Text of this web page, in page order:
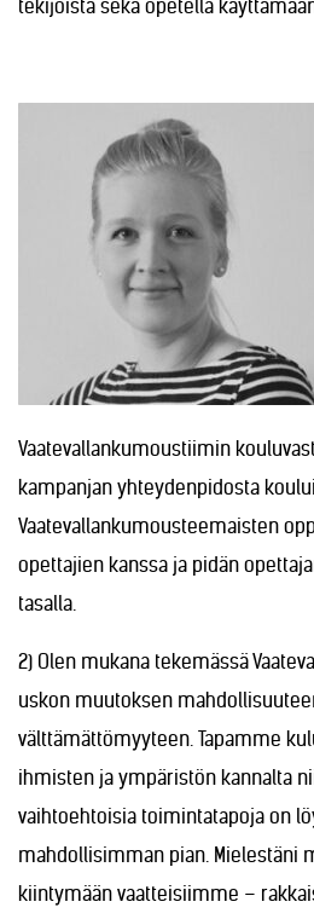
tekijöistä sekä opetella
Vaatevallankumoustiimin
kampanjan yhteydenpidosta
Vaatevallankumousteemaisten
opettajien kanssa ja pidän
tasalla.
2) Olen mukana tekemässä
uskon muutoksen
välttämättömyyteen. Tapamme
ihmisten ja ympäristön kannalta
vaihtoehtoisia toimintatapoja on
mahdollisimman pian. Mielestäni
kiintymään vaatteisiimme –